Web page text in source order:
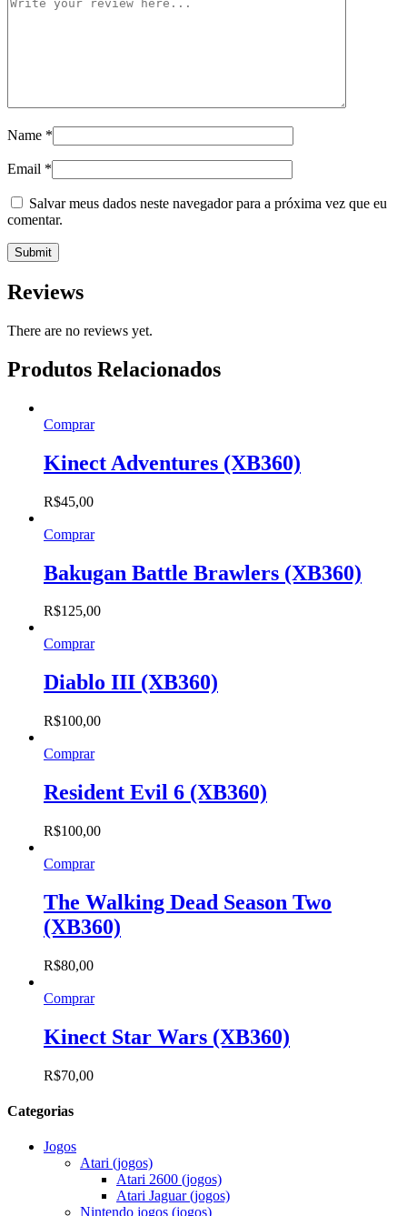
Name *
Email *
Salvar meus dados neste navegador para a próxima vez que eu
comentar.
Reviews
There are no reviews yet.
Produtos Relacionados
Comprar
Kinect Adventures (XB360)
R$45,00
Comprar
Bakugan Battle Brawlers (XB360)
R$125,00
Comprar
Diablo III (XB360)
R$100,00
Comprar
Resident Evil 6 (XB360)
R$100,00
Comprar
The Walking Dead Season Two
(XB360)
R$80,00
Comprar
Kinect Star Wars (XB360)
R$70,00
Categorias
Jogos
Atari (jogos)
Atari 2600 (jogos)
Atari Jaguar (jogos)
Nintendo jogos (jogos)